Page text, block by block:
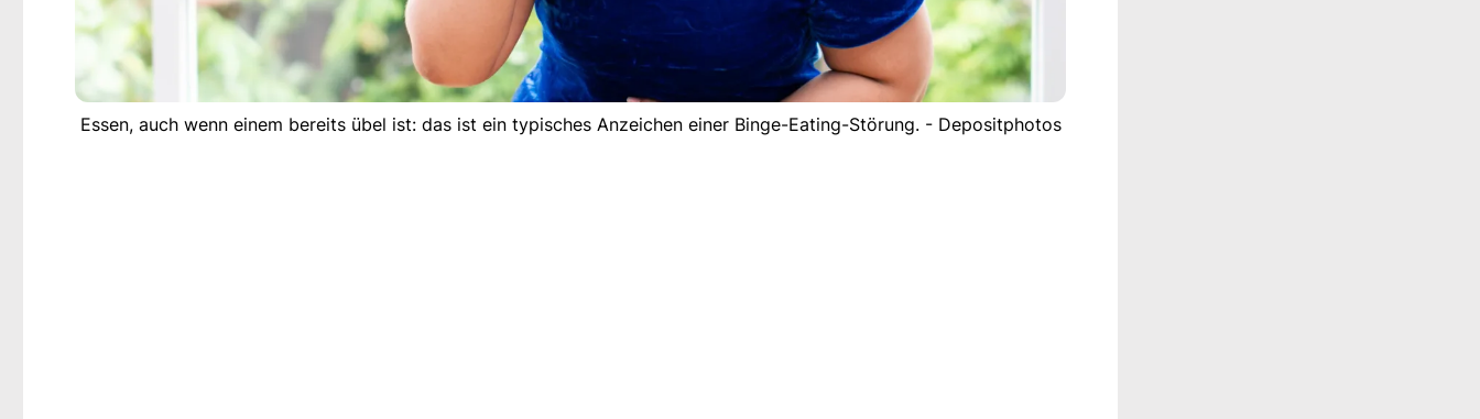
Essen, auch wenn einem bereits übel ist: das ist ein typisches Anzeichen einer Binge-Eating-Störung. - Depositphotos